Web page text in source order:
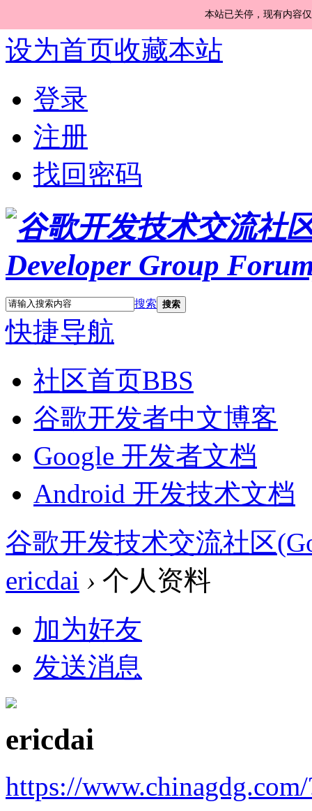
本站已关停，现有内容
设为首页收藏本站
登录
注册
找回密码
搜索 搜索
快捷导航
社区首页BBS
谷歌开发者中文博客
Google 开发者文档
Android 开发技术文档
谷歌开发技术交流社区
ericdai › 个人资料
加为好友
发送消息
ericdai
https://